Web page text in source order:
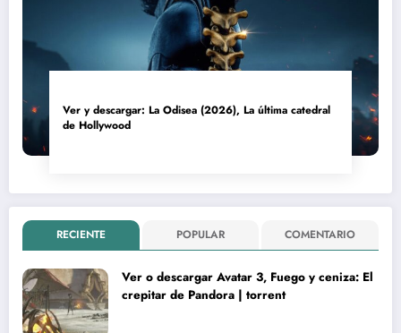
Ver y descargar: La Odisea (2026), La última catedral
de Hollywood
RECIENTE POPULAR COMENTARIO
Ver o descargar Avatar 3, Fuego y ceniza: El
crepitar de Pandora | torrent